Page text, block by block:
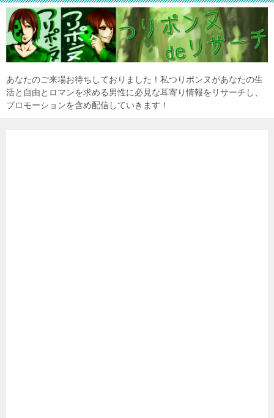
あなたのご来場お待ちしておりました！私つりポンヌがあなたの生
活と自由とロマンを求める男性に必見な耳寄り情報をリサーチし、
プロモーションを含め配信していきます！